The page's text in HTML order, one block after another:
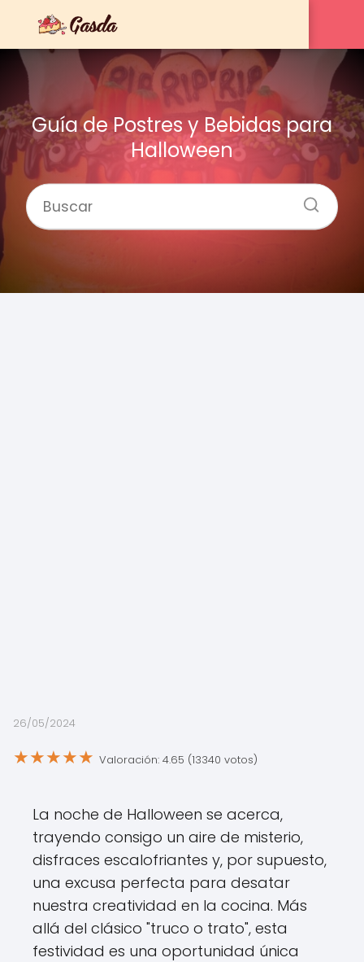
Guía de Postres y Bebidas para
Halloween
26/05/2024
★★★★★ Valoración: 4.65 (13340 votos)
La noche de Halloween se acerca,
trayendo consigo un aire de misterio,
disfraces escalofriantes y, por supuesto,
una excusa perfecta para desatar
nuestra creatividad en la cocina. Más
allá del clásico "truco o trato", esta
festividad es una oportunidad única